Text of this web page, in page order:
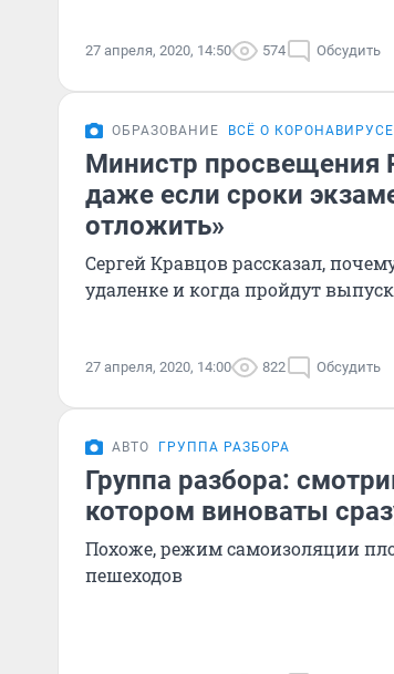
27 апреля, 2020, 14:50 574 Обсудить
ОБРАЗОВАНИЕ ВСЁ О КОРОНАВИРУСЕ
Министр просвещения
даже если сроки
отложить»
Сергей Кравцов рассказал,
удаленке и когда пройдут
27 апреля, 2020, 14:00 822 Обсудить
АВТО ГРУППА РАЗБОРА
Группа разбора:
котором виноваты
Похоже, режим самоизоляции
пешеходов